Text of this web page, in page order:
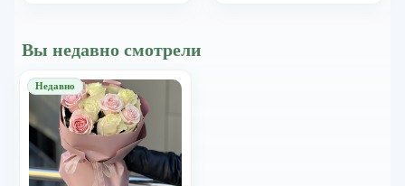
Вы недавно смотрели